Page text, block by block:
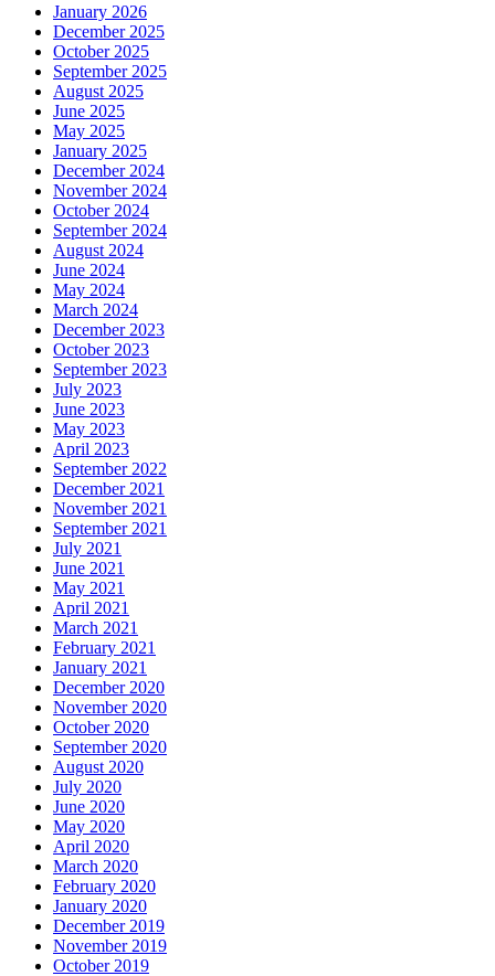
January 2026
December 2025
October 2025
September 2025
August 2025
June 2025
May 2025
January 2025
December 2024
November 2024
October 2024
September 2024
August 2024
June 2024
May 2024
March 2024
December 2023
October 2023
September 2023
July 2023
June 2023
May 2023
April 2023
September 2022
December 2021
November 2021
September 2021
July 2021
June 2021
May 2021
April 2021
March 2021
February 2021
January 2021
December 2020
November 2020
October 2020
September 2020
August 2020
July 2020
June 2020
May 2020
April 2020
March 2020
February 2020
January 2020
December 2019
November 2019
October 2019